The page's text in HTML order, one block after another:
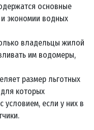
основные
экономии водных
владельцы жилой
им водомеры,
размер льготных
которых
условием, если у них в